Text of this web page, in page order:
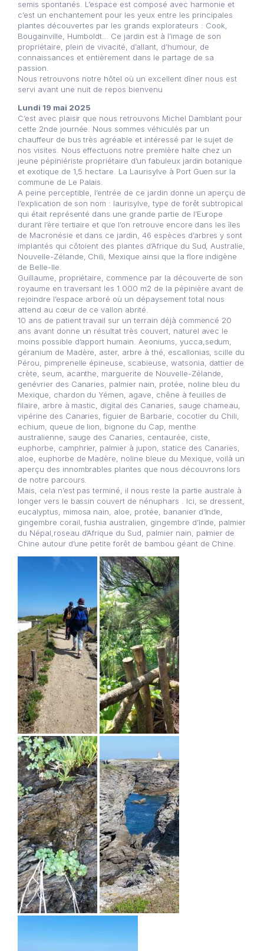
semis spontanés. L’espace est composé avec harmonie et
c’est un enchantement pour les yeux entre les principales
plantes découvertes par les grands explorateurs : Cook,
Bougainville, Humboldt… Ce jardin est à l’image de son
propriétaire, plein de vivacité, d’allant, d’humour, de
connaissances et entièrement dans le partage de sa
passion.
Nous retrouvons notre hôtel où un excellent dîner nous est
servi avant une nuit de repos bienvenu
Lundi 19 mai 2025
C’est avec plaisir que nous retrouvons Michel Damblant pour
cette 2nde journée. Nous sommes véhiculés par un
chauffeur de bus très agréable et intéressé par le sujet de
nos visites. Nous effectuons notre première halte chez un
jeune pépiniériste propriétaire d’un fabuleux jardin botanique
et exotique de 1,5 hectare. La Laurisylve à Port Guen sur la
commune de Le Palais.
A peine perceptible, l’entrée de ce jardin donne un aperçu de
l’explication de son nom : laurisylve, type de forêt subtropical
qui était représenté dans une grande partie de l’Europe
durant l’ère tertiaire et que l’on retrouve encore dans les îles
de Macronésie et dans ce jardin, 46 espèces d’arbres y sont
implantés qui côtoient des plantes d’Afrique du Sud, Australie,
Nouvelle-Zélande, Chili, Mexique ainsi que la flore indigène
de Belle-Ile.
Guillaume, propriétaire, commence par la découverte de son
royaume en traversant les 1.000 m2 de la pépinière avant de
rejoindre l’espace arboré où un dépaysement total nous
attend au cœur de ce vallon abrité.
10 ans de patient travail sur un terrain déjà commencé 20
ans avant donne un résultat très couvert, naturel avec le
moins possible d’apport humain. Aeoniums, yucca,sedum,
géranium de Madère, aster, arbre à thé, escallonias, scille du
Pérou, pimprenelle épineuse, scabieuse, watsonia, dattier de
crète, seum, acanthe, marguerite de Nouvelle-Zélande,
genévrier des Canaries, palmier nain, protée, noline bleu du
Mexique, chardon du Yémen, agave, chêne à feuilles de
filaire, arbre à mastic, digital des Canaries, sauge chameau,
vipérine des Canaries, figuier de Barbarie, cocotier du Chili,
echium, queue de lion, bignone du Cap, menthe
australienne, sauge des Canaries, centaurée, ciste,
euphorbe, camphrier, palmier à jupon, statice des Canaries,
aloe, euphorbe de Madère, noline bleue du Mexique, voilà un
aperçu des innombrables plantes que nous découvrons lors
de notre parcours.
Mais, cela n’est pas terminé, il nous reste la partie australe à
longer vers le bassin couvert de nénuphars . Ici, se dressent,
eucalyptus, mimosa nain, aloe, protée, bananier d’Inde,
gingembre corail, fushia australien, gingembre d’Inde, palmier
du Népal,roseau d’Afrique du Sud, palmier nain, palmier de
Chine autour d’une petite forêt de bambou géant de Chine.